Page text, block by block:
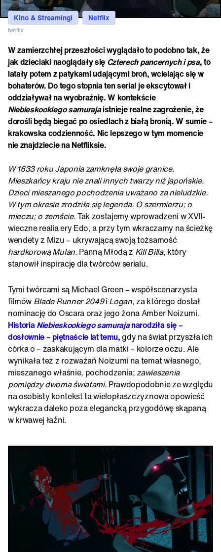
Kino & Streamingi Netflix
Netflix
W zamierzchłej przeszłości wyglądało to podobno tak, że
jak dzieciaki naoglądały się Czterech pancernych i psa, to
latały potem z patykami udającymi broń, wcielając się w
bohaterów. Do tego stopnia ten serial je ekscytował i
oddziaływał na wyobraźnię. W kontekście
Niebieskookiego samurajaistnieje realne zagrożenie, że
dorośli będą biegać po osiedlach z białą bronią. W sumie –
krakowska codzienność. Nic lepszego w tym momencie
nie znajdziecie na Netfliksie.
W 1633 roku Japonia zamknęła swoje granice.
Mieszkańcy kraju nie znali innych twarzy niż japońskie.
Dzieci mieszanego pochodzenia uważano za nieludzkie.
W tym okresie zrodziła się legenda. O szermierzu; o
mieczu; o zemście.Tak zostajemy wprowadzeni w XVII-
wieczne realia ery Edo, a przy tym wkraczamy na ścieżkę
wendety z Mizu – ukrywającą swoją tożsamość
hardkorową Mulan. Panną Młodą z Kill Billa, który
stanowił inspirację dla twórców serialu.
Tymi twórcami są Michael Green – współscenarzysta
filmów Blade Runner 2049i Logan,za którego dostał
nominację do Oscara oraz jego żona Amber Noizumi.
HistoriaNiebieskookiego samurajanarodziła się –
dosłownie – piętnaście lat temu,gdy na świat przyszła ich
córka o – zaskakującym dla matki – kolorze oczu. Ale
wynikała też z rozważań Noizumi na temat własnego,
mieszanego właśnie, pochodzenia; zawieszenia
pomiędzy dwoma światami. Prawdopodobnie ze względu
na osobisty kontekst ta wielopłaszczyznowa opowieść
wykracza daleko poza elegancką przygodówę skąpaną
w krwawej łaźni.